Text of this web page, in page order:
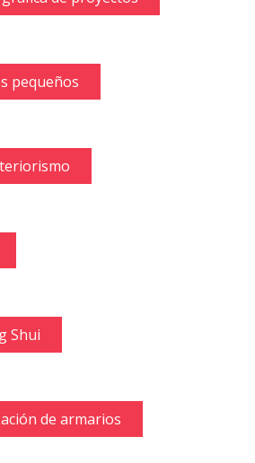
pequeños
Shui
de armarios